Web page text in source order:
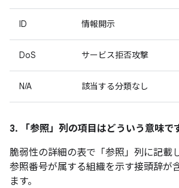
ID 情報開示
DoS サービス拒否攻撃
N/A 該当する分類なし
3. 「参照」 列の項目はどういう意味で
脆弱性の詳細の表で「参照」 列に記載
参照番号が属する組織を示す接頭辞が
ます。